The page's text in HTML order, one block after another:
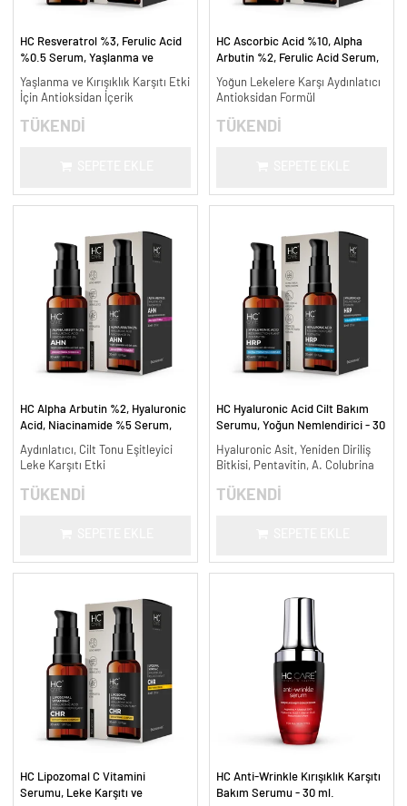
HC Resveratrol %3, Ferulic Acid
%0.5 Serum, Yaşlanma ve
Yaşlanma ve Kırışıklık Karşıtı Etki
İçin Antioksidan İçerik
TÜKENDİ
HC Ascorbic Acid %10, Alpha
Arbutin %2, Ferulic Acid Serum,
ml.
Yoğun Lekelere Karşı Aydınlatıcı
Antioksidan Formül
TÜKENDİ
HC Alpha Arbutin %2, Hyaluronic
Acid, Niacinamide %5 Serum,
ml.
Aydınlatıcı, Cilt Tonu Eşitleyici
Leke Karşıtı Etki
TÜKENDİ
HC Hyaluronic Acid Cilt Bakım
Serumu, Yoğun Nemlendirici - 30
Hyaluronic Asit, Yeniden Diriliş
Bitkisi, Pentavitin, A. Colubrina
TÜKENDİ
HC Lipozomal C Vitamini
Serumu, Leke Karşıtı ve
HC Anti-Wrinkle Kırışıklık Karşıtı
Bakım Serumu - 30 ml.